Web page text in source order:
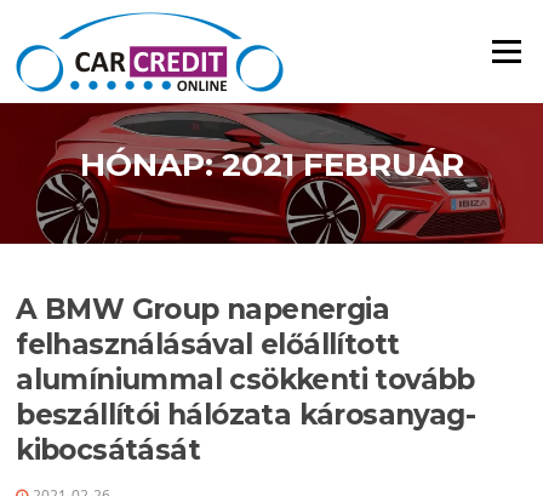
Ugrás a tartalomra
Menü
HÓNAP: 2021 FEBRUÁR
A BMW Group napenergia
felhasználásával előállított
alumíniummal csökkenti tovább
beszállítói hálózata károsanyag-
kibocsátását